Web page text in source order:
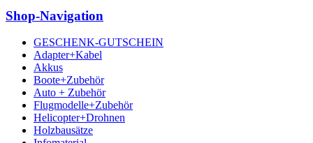
Shop-Navigation
GESCHENK-GUTSCHEIN
Adapter+Kabel
Akkus
Boote+Zubehör
Auto + Zubehör
Flugmodelle+Zubehör
Helicopter+Drohnen
Holzbausätze